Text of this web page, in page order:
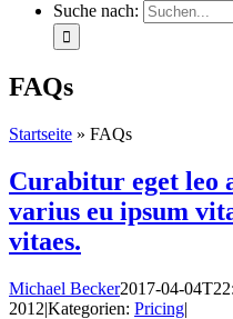
Suche nach:
FAQs
Startseite » FAQs
Curabitur eget leo
varius eu ipsum
vitaes.
Michael Becker2017-04-
2012|Kategorien: Pricing|